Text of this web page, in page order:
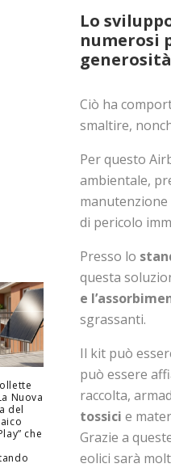
Nuova
del
che
Lo
numerosi
Ciò ha
smaltire,
Per questo
ambientale,
manutenzione
di pericolo
Presso lo
questa
e
sgrassanti.
Il kit può
può essere
raccolta,
tossici e
Grazie a
eolici sarà